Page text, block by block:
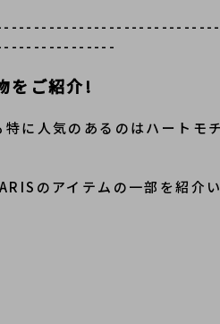
をご紹介!
に人気のあるのはハートモ
のアイテムの一部を紹介